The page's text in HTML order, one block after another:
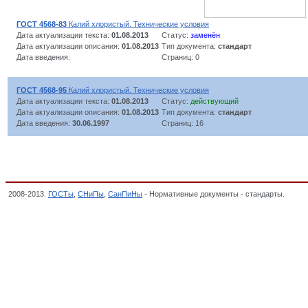
ГОСТ 4568-83 Калий хлористый. Технические условия
Дата актуализации текста: 01.08.2013 Статус: заменён
Дата актуализации описания: 01.08.2013 Тип документа: стандарт
Дата введения:
Страниц: 0
ГОСТ 4568-95 Калий хлористый. Технические условия
Дата актуализации текста: 01.08.2013 Статус: действующий
Дата актуализации описания: 01.08.2013 Тип документа: стандарт
Дата введения: 30.06.1997 Страниц: 16
2008-2013. ГОСТы СНиПы СанПиНы - Нормативные документы - стандарты.